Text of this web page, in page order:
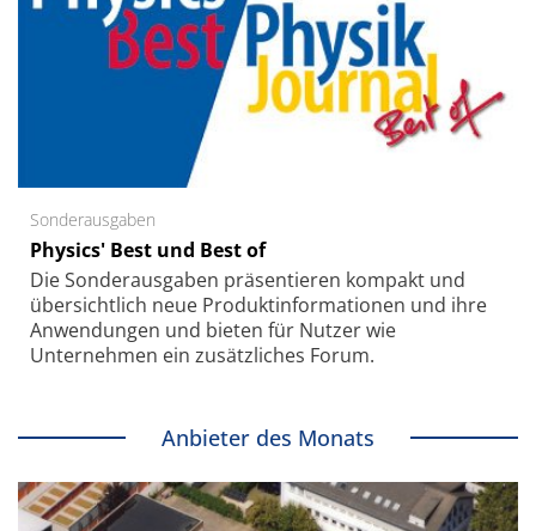
Sonderausgaben
Physics' Best und Best of
Die Sonder­ausgaben präsentieren kompakt und
übersichtlich neue Produkt­informationen und ihre
Anwendungen und bieten für Nutzer wie
Unternehmen ein zusätzliches Forum.
Anbieter des Monats